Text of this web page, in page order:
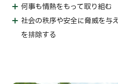
何事も情熱をもって取り組む
社会の秩序や安全に脅威を与
を排除する